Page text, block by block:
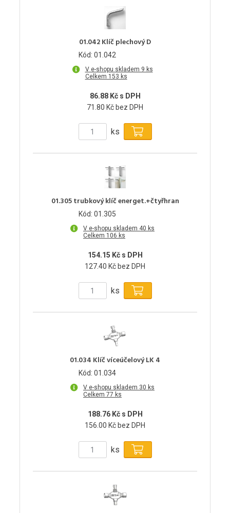
01.042 Klíč plechový D
Kód: 01.042
V e-shopu skladem 9 ks
Celkem 153 ks
86.88 Kč s DPH
71.80 Kč bez DPH
ks
01.305 trubkový klíč energet.+čtyřhran
Kód: 01.305
V e-shopu skladem 40 ks
Celkem 106 ks
154.15 Kč s DPH
127.40 Kč bez DPH
ks
01.034 Klíč víceúčelový LK 4
Kód: 01.034
V e-shopu skladem 30 ks
Celkem 77 ks
188.76 Kč s DPH
156.00 Kč bez DPH
ks